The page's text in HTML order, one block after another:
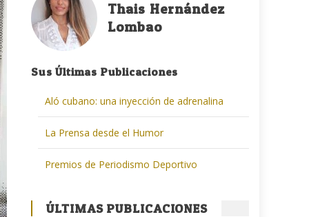
Thais Hernández
Lombao
Sus Últimas Publicaciones
Aló cubano: una inyección de adrenalina
La Prensa desde el Humor
Premios de Periodismo Deportivo
ÚLTIMAS PUBLICACIONES